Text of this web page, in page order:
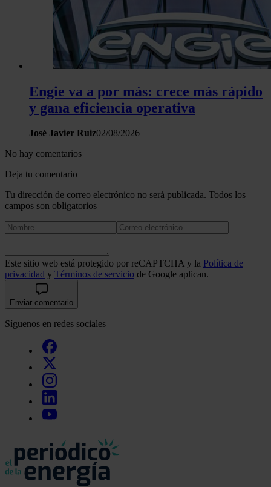
Engie va a por más: crece más rápido
y gana eficiencia operativa
José Javier Ruiz02/08/2026
No hay comentarios
Deja tu comentario
Tu dirección de correo electrónico no será publicada. Todos los
campos son obligatorios
Este sitio web está protegido por reCAPTCHA y la Política de
privacidad y Términos de servicio de Google aplican.
Enviar comentario
Síguenos en redes sociales